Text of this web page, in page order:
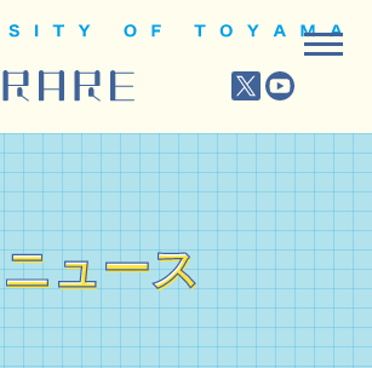
ニュース
ニュース